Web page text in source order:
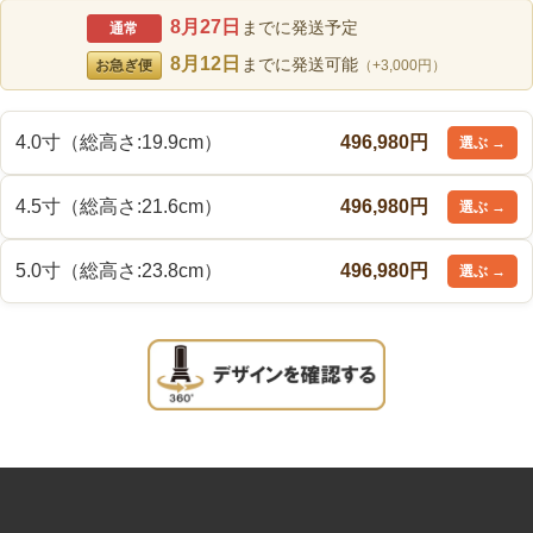
通常 8月27日 までに発送予定
お急ぎ便 8月12日 までに発送可能 （+3,000円）
4.0寸（総高さ:19.9cm） 496,980円
4.5寸（総高さ:21.6cm） 496,980円
5.0寸（総高さ:23.8cm） 496,980円